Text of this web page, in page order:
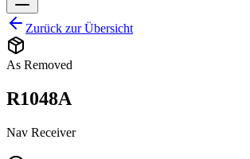
Zurück zur Übersicht
As Removed
R1048A
Nav Receiver